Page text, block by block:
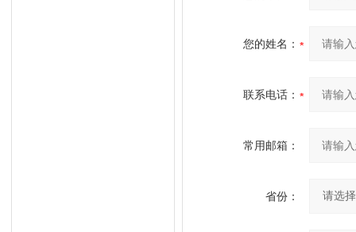
您的姓名：
联系电话：
常用邮箱：
省份：